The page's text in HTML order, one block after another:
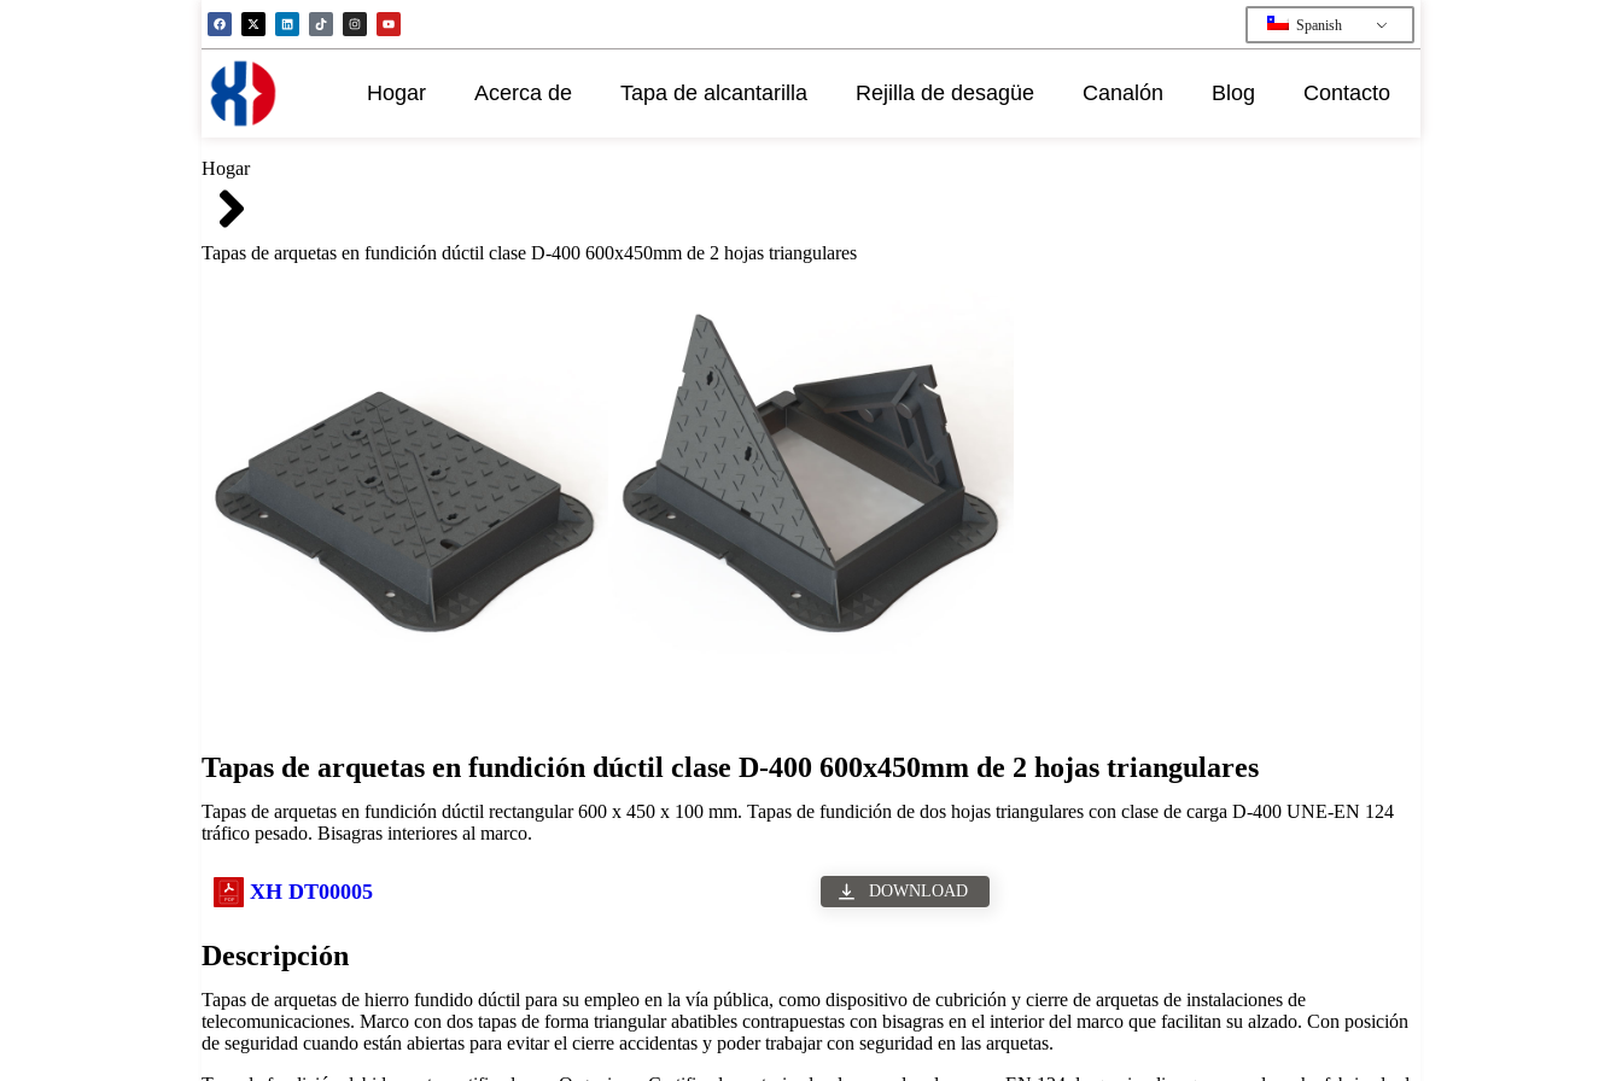
Spanish
Hogar Acerca de Tapa de alcantarilla Rejilla de desagüe Canalón Blog Contacto
Hogar
Tapas de arquetas en fundición dúctil clase D-400 600x450mm de 2 hojas triangulares
Tapas de arquetas en fundición dúctil clase D-400 600x450mm de 2 hojas triangulares
Tapas de arquetas en fundición dúctil rectangular 600 x 450 x 100 mm. Tapas de fundición de dos hojas triangulares con clase de carga D-400 UNE-EN 124
tráfico pesado. Bisagras interiores al marco.
XH DT00005 DOWNLOAD
Descripción
Tapas de arquetas de hierro fundido dúctil para su empleo en la vía pública, como dispositivo de cubrición y cierre de arquetas de instalaciones de
telecomunicaciones. Marco con dos tapas de forma triangular abatibles contrapuestas con bisagras en el interior del marco que facilitan su alzado. Con posición
de seguridad cuando están abiertas para evitar el cierre accidentas y poder trabajar con seguridad en las arquetas.